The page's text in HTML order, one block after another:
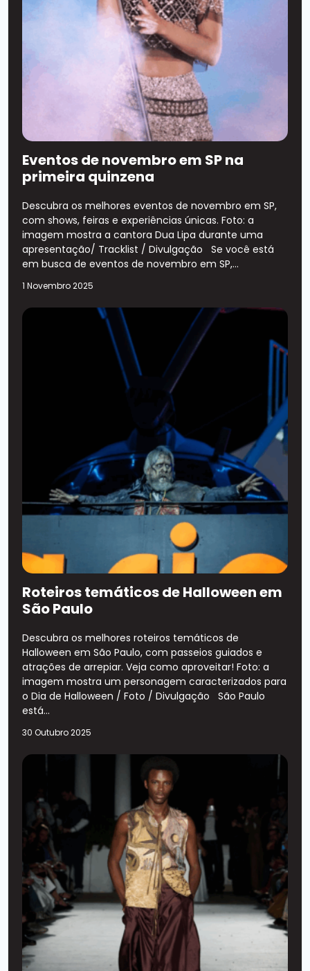
Eventos de novembro em SP na
primeira quinzena
Descubra os melhores eventos de novembro em SP,
com shows, feiras e experiências únicas. Foto: a
imagem mostra a cantora Dua Lipa durante uma
apresentação/ Tracklist / Divulgação Se você está
em busca de eventos de novembro em SP,...
1 Novembro 2025
Roteiros temáticos de Halloween em
São Paulo
Descubra os melhores roteiros temáticos de
Halloween em São Paulo, com passeios guiados e
atrações de arrepiar. Veja como aproveitar! Foto: a
imagem mostra um personagem caracterizados para
o Dia de Halloween / Foto / Divulgação São Paulo
está...
30 Outubro 2025